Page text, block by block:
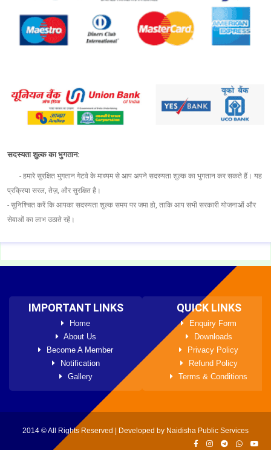
सदस्यता शुल्क का भुगतान:
- हमारे सुरक्षित भुगतान गेटवे के माध्यम से आप अपने सदस्यता शुल्क का भुगतान कर सकते हैं। यह
प्रक्रिया सरल, तेज़, और सुरक्षित है।
- सुनिश्चित करें कि आपका सदस्यता शुल्क समय पर जमा हो, ताकि आप सभी सरकारी योजनाओं और
सेवाओं का लाभ उठाते रहें।
IMPORTANT LINKS
Home
About Us
Become A Member
Notification
Gallery
QUICK LINKS
Enquiry Form
Downloads
Privacy Policy
Refund Policy
Terms & Conditions
2014 © All Rights Reserved | Developed by Naidisha Public Services